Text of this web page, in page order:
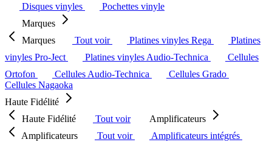
Disques vinyles
Pochettes vinyle
Marques
Marques
Tout voir Platines vinyles Rega
Platines
vinyles Pro-Ject
Platines vinyles Audio-Technica
Cellules
Ortofon
Cellules Audio-Technica
Cellules Grado
Cellules Nagaoka
Haute Fidélité
Haute Fidélité
Tout voir
Amplificateurs
Amplificateurs
Tout voir
Amplificateurs intégrés